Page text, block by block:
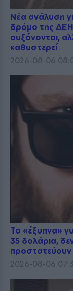
Νέα ανάλυση
δρόμο της ΔΕΗ
αυξάνονται,
καθυστερεί
2026-08-06
Τα «έξυπνα»
35 δολάρια,
προστατεύουν
2026-08-06